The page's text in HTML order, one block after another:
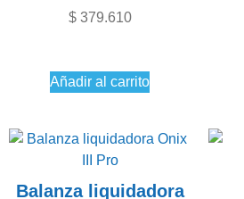
$379.610
Añadir al carrito
Balanza liquidadora